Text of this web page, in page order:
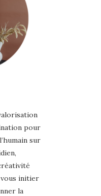
pour
sur
vous initier
la